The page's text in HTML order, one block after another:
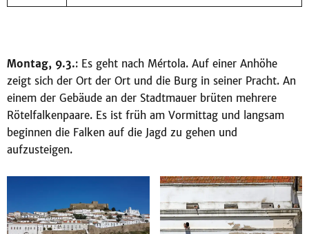
Montag, 9.3.: Es geht nach Mértola. Auf einer Anhöhe
zeigt sich der Ort der Ort und die Burg in seiner Pracht. An
einem der Gebäude an der Stadtmauer brüten mehrere
Rötelfalkenpaare. Es ist früh am Vormittag und langsam
beginnen die Falken auf die Jagd zu gehen und
aufzusteigen.